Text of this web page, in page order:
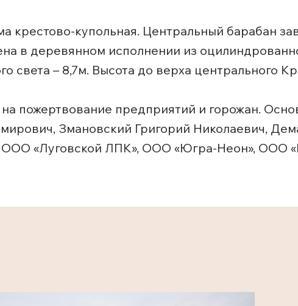
крестово-купольная. Центральный барабан
в деревянном исполнении из
света – 8,7м. Высота до верха центрального
пожертвование предприятий и горожан.
Змановский Григорий Николаевич,
«Луговской ЛПК», ООО «Югра-Неон», ООО